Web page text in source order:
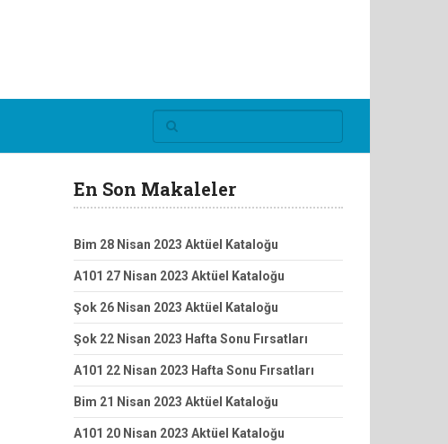
En Son Makaleler
Bim 28 Nisan 2023 Aktüel Kataloğu
A101 27 Nisan 2023 Aktüel Kataloğu
Şok 26 Nisan 2023 Aktüel Kataloğu
Şok 22 Nisan 2023 Hafta Sonu Fırsatları
A101 22 Nisan 2023 Hafta Sonu Fırsatları
Bim 21 Nisan 2023 Aktüel Kataloğu
A101 20 Nisan 2023 Aktüel Kataloğu